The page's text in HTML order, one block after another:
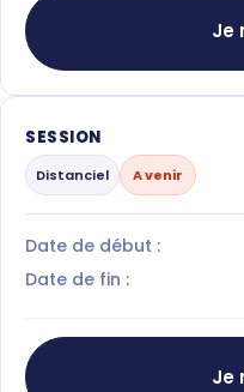
Je
SESSION
Distanciel A venir
Date de début :
Date de fin :
Je